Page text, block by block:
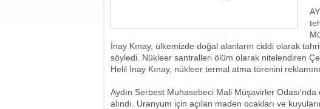
İnay Kınay, ülkemizde doğal alanların ciddi olarak
söyledi. Nükleer santralleri ölüm olarak nitelendiren
Helil İnay Kınay, nükleer termal atma törenini
Aydın Serbest Muhasebeci Mali Müşavirler
alındı. Uranyum için açılan maden ocakları ve